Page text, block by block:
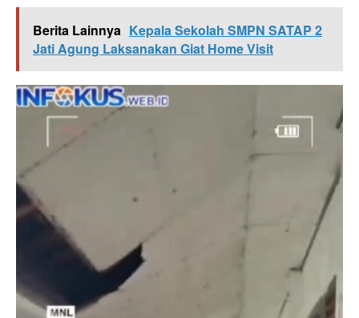
Berita Lainnya Kepala Sekolah SMPN SATAP 2
Jati Agung Laksanakan Giat Home Visit